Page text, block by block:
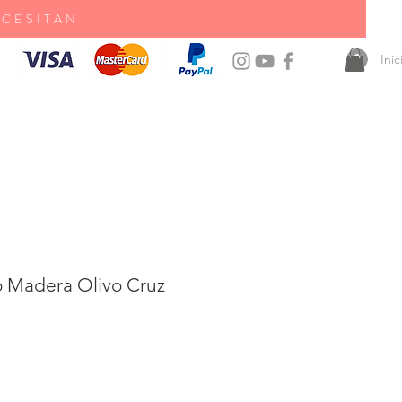
Madera Olivo Cruz